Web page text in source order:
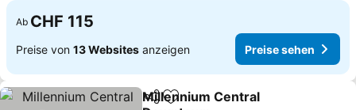
Ab CHF 115
Preise von 13 Websites anzeigen Preise sehen
TeilenZu Favoriten hinzufügen
Millennium Central